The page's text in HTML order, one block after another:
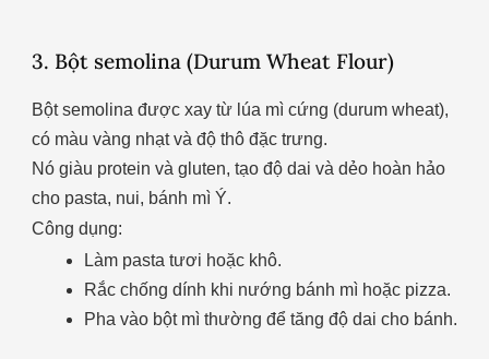
3. Bột semolina (Durum Wheat Flour)
Bột semolina được xay từ lúa mì cứng (durum wheat),
có màu vàng nhạt và độ thô đặc trưng.
Nó giàu protein và gluten, tạo độ dai và dẻo hoàn hảo
cho pasta, nui, bánh mì Ý.
Công dụng:
Làm pasta tươi hoặc khô.
Rắc chống dính khi nướng bánh mì hoặc pizza.
Pha vào bột mì thường để tăng độ dai cho bánh.